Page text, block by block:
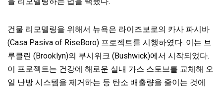
건물 리모델링을 위해서 뉴욕은 라이즈보로의 카사 파시바
(Casa Pasiva of RiseBoro) 프로젝트를 시행하였다. 이는 브
루클린 (Brooklyn)의 부시위크 (Bushwick)에서 시작되었다.
이 프로젝트는 건강에 해로운 실내 가스 스토브를 교체해 오
일 난방 시스템을 제거하는 등 탄소 배출량을 줄이는 것에